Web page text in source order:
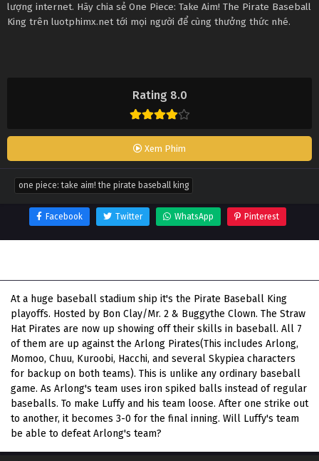
Rating 8.0
Xem Phim
lượng internet. Hãy chia sẻ One Piece: Take Aim! The Pirate Baseball
King trên luotphimx.net tới mọi người để cùng thưởng thức nhé.
one piece: take aim! the pirate baseball king
Facebook Twitter WhatsApp Pinterest
At a huge baseball stadium ship it's the Pirate Baseball King
playoffs. Hosted by Bon Clay/Mr. 2 & Buggythe Clown. The Straw
Hat Pirates are now up showing off their skills in baseball. All 7
of them are up against the Arlong Pirates(This includes Arlong,
Momoo, Chuu, Kuroobi, Hacchi, and several Skypiea characters
for backup on both teams). This is unlike any ordinary baseball
game. As Arlong's team uses iron spiked balls instead of regular
baseballs. To make Luffy and his team loose. After one strike out
to another, it becomes 3-0 for the final inning. Will Luffy's team
be able to defeat Arlong's team?